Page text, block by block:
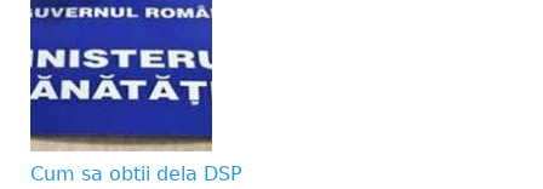
Cum sa obtii dela DSP